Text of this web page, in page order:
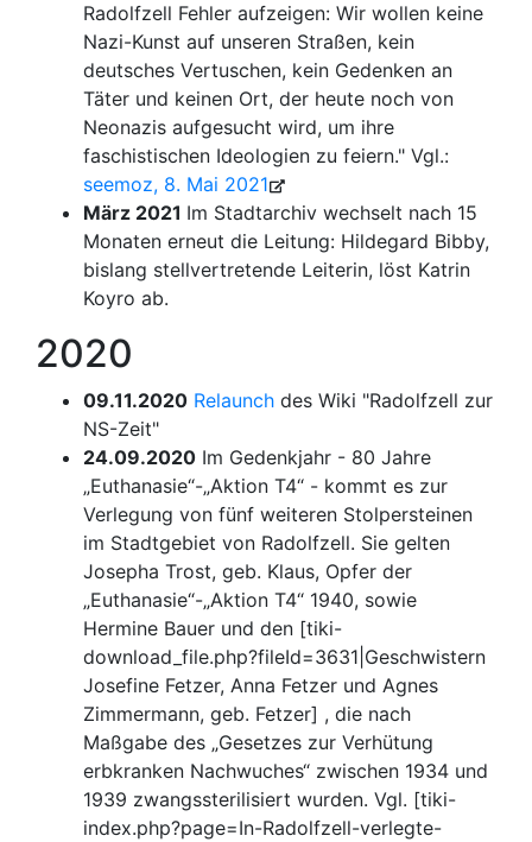
Radolfzell Fehler aufzeigen: Wir wollen keine
Nazi-Kunst auf unseren Straßen, kein
deutsches Vertuschen, kein Gedenken an
Täter und keinen Ort, der heute noch von
Neonazis aufgesucht wird, um ihre
faschistischen Ideologien zu feiern." Vgl.:
seemoz, 8. Mai 2021
März 2021 Im Stadtarchiv wechselt nach 15
Monaten erneut die Leitung: Hildegard Bibby,
bislang stellvertretende Leiterin, löst Katrin
Koyro ab.
2020
09.11.2020 Relaunch des Wiki "Radolfzell zur
NS-Zeit"
24.09.2020 Im Gedenkjahr - 80 Jahre
„Euthanasie“-„Aktion T4“ - kommt es zur
Verlegung von fünf weiteren Stolpersteinen
im Stadtgebiet von Radolfzell. Sie gelten
Josepha Trost, geb. Klaus, Opfer der
„Euthanasie“-„Aktion T4“ 1940, sowie
Hermine Bauer und den [tiki-
download_file.php?fileId=3631|Geschwistern
Josefine Fetzer, Anna Fetzer und Agnes
Zimmermann, geb. Fetzer] , die nach
Maßgabe des „Gesetzes zur Verhütung
erbkranken Nachwuches“ zwischen 1934 und
1939 zwangssterilisiert wurden. Vgl. [tiki-
index.php?page=In-Radolfzell-verlegte-